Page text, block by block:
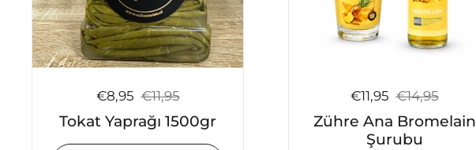
Satış fiyatı:
€8,95 Normal fiyat:
€11,95
Tokat Yaprağı 1500gr
Satış fiyatı:
€11,95 Normal fiyat:
€14,95
Zühre Ana Bromelain
Şurubu